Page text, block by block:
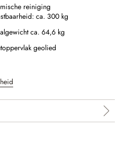
reiniging
ca. 300 kg
ca. 64,6 kg
geolied